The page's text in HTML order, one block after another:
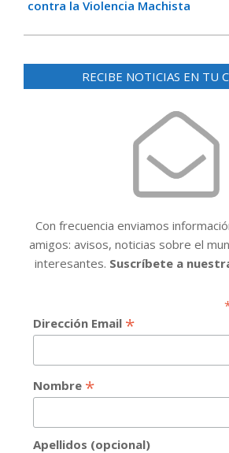
contra la Violencia Machista
RECIBE NOTICIAS EN TU
Con frecuencia enviamos
amigos: avisos, noticias sobre el
interesantes. Suscríbete a
Dirección Email *
Nombre *
Apellidos (opcional)